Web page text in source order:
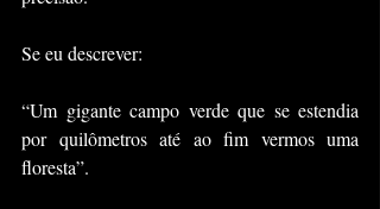
Se eu descrever:
“Um gigante campo verde que se estendia
por quilômetros até ao fim vermos uma
floresta”.